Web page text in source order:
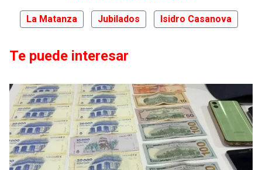
La Matanza Jubilados Isidro Casanova
Te puede interesar